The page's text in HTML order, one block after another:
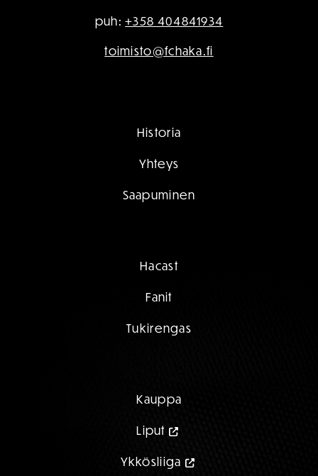
puh:+358 404841934
toimisto@fchaka.fi
Historia
Yhteys
Saapuminen
Hacast
Fanit
Tukirengas
Kauppa
Liput
Ykkösliiga